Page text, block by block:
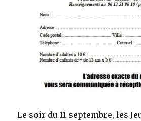
Le soir du 11 septembre, les